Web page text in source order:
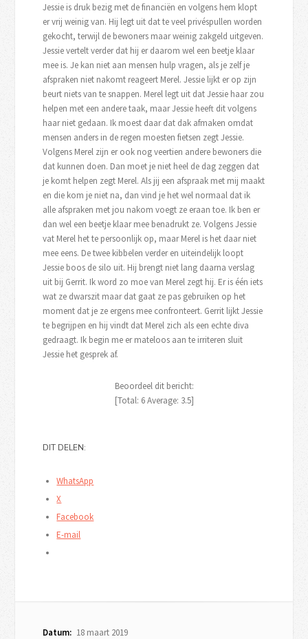
Jessie is druk bezig met de financiën en volgens hem klopt
er vrij weinig van. Hij legt uit dat te veel privéspullen worden
gekocht, terwijl de bewoners maar weinig zakgeld uitgeven.
Jessie vertelt verder dat hij er daarom wel een beetje klaar
mee is. Je kan niet aan mensen hulp vragen, als je zelf je
afspraken niet nakomt reageert Merel. Jessie lijkt er op zijn
beurt niets van te snappen. Merel legt uit dat Jessie haar zou
helpen met een andere taak, maar Jessie heeft dit volgens
haar niet gedaan. Ik moest daar dat dak afmaken omdat
mensen anders in de regen moesten fietsen zegt Jessie.
Volgens Merel zijn er ook nog veertien andere bewoners die
dat kunnen doen. Dan moet je niet heel de dag zeggen dat
je komt helpen zegt Merel. Als jij een afspraak met mij maakt
en die kom je niet na, dan vind je het wel normaal dat ik
alle afspraken met jou nakom voegt ze eraan toe. Ik ben er
dan wel een beetje klaar mee benadrukt ze. Volgens Jessie
vat Merel het te persoonlijk op, maar Merel is het daar niet
mee eens. De twee kibbelen verder en uiteindelijk loopt
Jessie boos de silo uit. Hij brengt niet lang daarna verslag
uit bij Gerrit. Ik word zo moe van Merel zegt hij. Er is één iets
wat ze dwarszit maar dat gaat ze pas gebruiken op het
moment dat je ze ergens mee confronteert. Gerrit lijkt Jessie
te begrijpen en hij vindt dat Merel zich als een echte diva
gedraagt. Ik begin me er mateloos aan te irriteren sluit
Jessie het gesprek af.
Beoordeel dit bericht:
[Total: 6Average: 3.5]
DIT DELEN:
WhatsApp
X
Facebook
E-mail
Datum: 18 maart 2019